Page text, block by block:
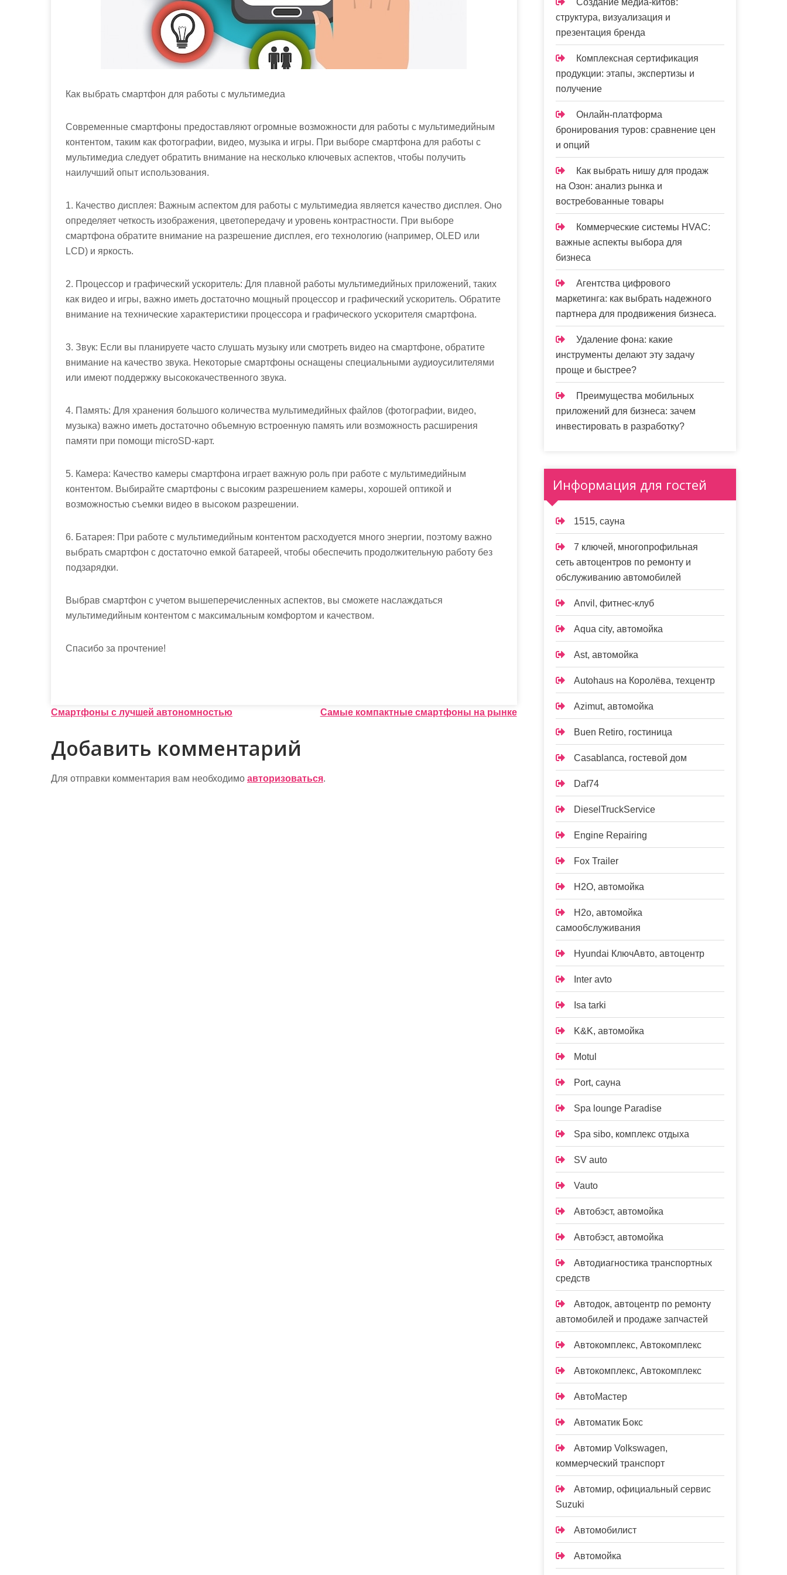
Как выбрать смартфон для работы с мультимедиа
Современные смартфоны предоставляют огромные возможности для работы с мультимедийным
контентом, таким как фотографии, видео, музыка и игры. При выборе смартфона для работы с
мультимедиа следует обратить внимание на несколько ключевых аспектов, чтобы получить
наилучший опыт использования.
1. Качество дисплея: Важным аспектом для работы с мультимедиа является качество дисплея. Оно
определяет четкость изображения, цветопередачу и уровень контрастности. При выборе
смартфона обратите внимание на разрешение дисплея, его технологию (например, OLED или
LCD) и яркость.
2. Процессор и графический ускоритель: Для плавной работы мультимедийных приложений, таких
как видео и игры, важно иметь достаточно мощный процессор и графический ускоритель. Обратите
внимание на технические характеристики процессора и графического ускорителя смартфона.
3. Звук: Если вы планируете часто слушать музыку или смотреть видео на смартфоне, обратите
внимание на качество звука. Некоторые смартфоны оснащены специальными аудиоусилителями
или имеют поддержку высококачественного звука.
4. Память: Для хранения большого количества мультимедийных файлов (фотографии, видео,
музыка) важно иметь достаточно объемную встроенную память или возможность расширения
памяти при помощи microSD-карт.
5. Камера: Качество камеры смартфона играет важную роль при работе с мультимедийным
контентом. Выбирайте смартфоны с высоким разрешением камеры, хорошей оптикой и
возможностью съемки видео в высоком разрешении.
6. Батарея: При работе с мультимедийным контентом расходуется много энергии, поэтому важно
выбрать смартфон с достаточно емкой батареей, чтобы обеспечить продолжительную работу без
подзарядки.
Выбрав смартфон с учетом вышеперечисленных аспектов, вы сможете наслаждаться
мультимедийным контентом с максимальным комфортом и качеством.
Спасибо за прочтение!
Н
а
в
и
Смартфоны с лучшей автономностью Самые компактные смартфоны на рынке
Добавить комментарий
Для отправки комментария вам необходимо авторизоваться.
Создание медиа-китов:
структура, визуализация и
презентация бренда
Комплексная сертификация
продукции: этапы, экспертизы и
получение
Онлайн-платформа
бронирования туров: сравнение цен
и опций
Как выбрать нишу для продаж
на Озон: анализ рынка и
востребованные товары
Коммерческие системы HVAC:
важные аспекты выбора для
бизнеса
Агентства цифрового
маркетинга: как выбрать надежного
партнера для продвижения бизнеса.
Удаление фона: какие
инструменты делают эту задачу
проще и быстрее?
Преимущества мобильных
приложений для бизнеса: зачем
инвестировать в разработку?
Информация для гостей
1515, сауна
7 ключей, многопрофильная
сеть автоцентров по ремонту и
обслуживанию автомобилей
Anvil, фитнес-клуб
Aqua city, автомойка
Ast, автомойка
Autohaus на Королёва, техцентр
Azimut, автомойка
Buen Retiro, гостиница
Casablanca, гостевой дом
Daf74
DieselTruckService
Engine Repairing
Fox Trailer
H2O, автомойка
H2o, автомойка
самообслуживания
Hyundai КлючАвто, автоцентр
Inter avto
Isa tarki
K&K, автомойка
Motul
Port, сауна
Spa lounge Paradise
Spa sibo, комплекс отдыха
SV auto
Vauto
Автобэст, автомойка
Автобэст, автомойка
Автодиагностика транспортных
средств
Автодок, автоцентр по ремонту
автомобилей и продаже запчастей
Автокомплекс, Автокомплекс
Автокомплекс, Автокомплекс
АвтоМастер
Автоматик Бокс
Автомир Volkswagen,
коммерческий транспорт
Автомир, официальный сервис
Suzuki
Автомобилист
Автомойка